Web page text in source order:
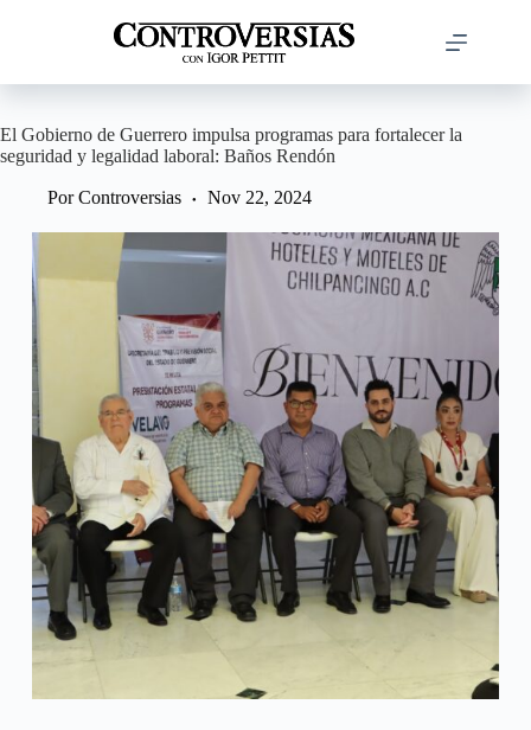
El Gobierno de Guerrero impulsa programas para fortalecer la
seguridad y legalidad laboral: Baños Rendón
Por Controversias Nov 22, 2024